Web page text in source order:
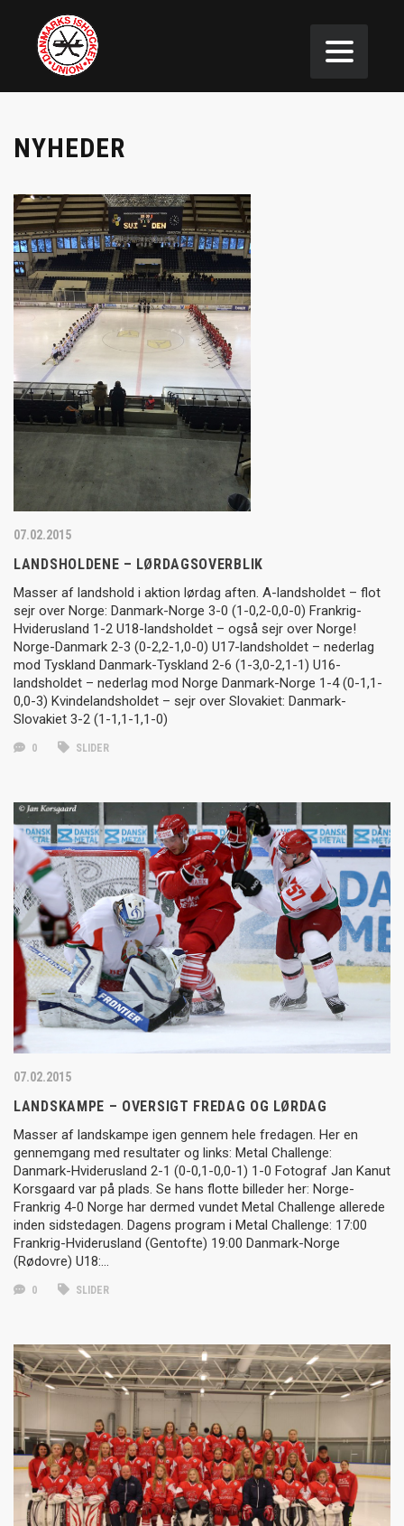
NYHEDER
07.02.2015
LANDSHOLDENE – LØRDAGSOVERBLIK
Masser af landshold i aktion lørdag aften. A-landsholdet – flot
sejr over Norge: Danmark-Norge 3-0 (1-0,2-0,0-0) Frankrig-
Hviderusland 1-2 U18-landsholdet – også sejr over Norge!
Norge-Danmark 2-3 (0-2,2-1,0-0) U17-landsholdet – nederlag
mod Tyskland Danmark-Tyskland 2-6 (1-3,0-2,1-1) U16-
landsholdet – nederlag mod Norge Danmark-Norge 1-4 (0-1,1-
0,0-3) Kvindelandsholdet – sejr over Slovakiet: Danmark-
Slovakiet 3-2 (1-1,1-1,1-0)
0 SLIDER
07.02.2015
LANDSKAMPE – OVERSIGT FREDAG OG LØRDAG
Masser af landskampe igen gennem hele fredagen. Her en
gennemgang med resultater og links: Metal Challenge:
Danmark-Hviderusland 2-1 (0-0,1-0,0-1) 1-0 Fotograf Jan Kanut
Korsgaard var på plads. Se hans flotte billeder her: Norge-
Frankrig 4-0 Norge har dermed vundet Metal Challenge allerede
inden sidstedagen. Dagens program i Metal Challenge: 17:00
Frankrig-Hviderusland (Gentofte) 19:00 Danmark-Norge
(Rødovre) U18:…
0 SLIDER